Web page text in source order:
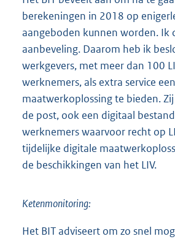
berekeningen in 2018 op
aangeboden kunnen worden. Ik
aanbeveling. Daarom heb ik
werkgevers, met meer dan 100
werknemers, als extra service
maatwerkoplossing te bieden.
de post, ook een digitaal
werknemers waarvoor recht op
tijdelijke digitale
de beschikkingen van het LIV.
Ketenmonitoring:
Het BIT adviseert om zo snel